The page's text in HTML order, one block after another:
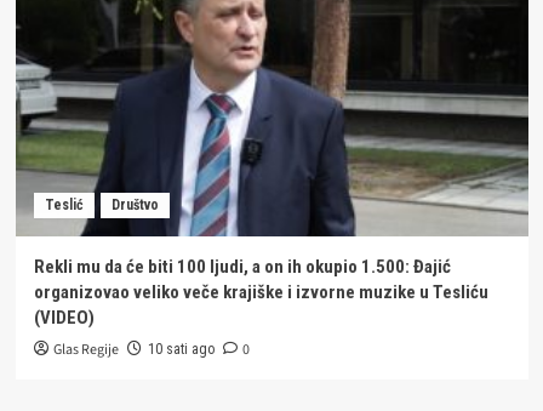
Teslić Društvo
Rekli mu da će biti 100 ljudi, a on ih okupio 1.500: Đajić
organizovao veliko veče krajiške i izvorne muzike u Tesliću
(VIDEO)
Glas Regije 10 sati ago 0